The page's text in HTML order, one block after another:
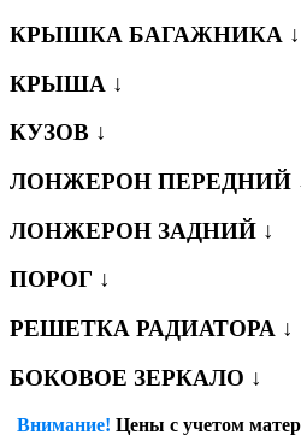
КРЫШКА БАГАЖНИКА ↓
КРЫША ↓
КУЗОВ ↓
ЛОНЖЕРОН ПЕРЕДНИЙ
ЛОНЖЕРОН ЗАДНИЙ ↓
ПОРОГ ↓
РЕШЕТКА РАДИАТОРА ↓
БОКОВОЕ ЗЕРКАЛО ↓
Внимание! Цены с учетом